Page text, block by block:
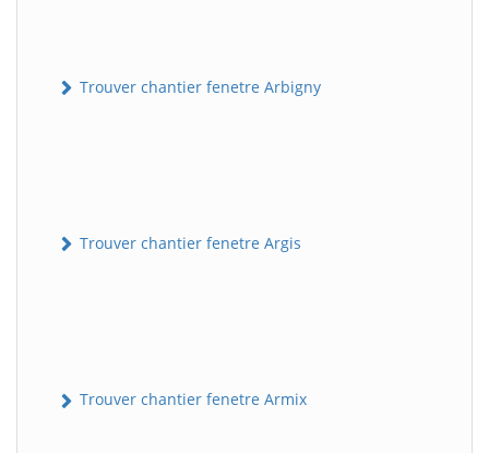
Trouver chantier fenetre Arbigny
Trouver chantier fenetre Argis
Trouver chantier fenetre Armix